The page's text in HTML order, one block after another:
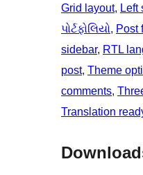
Grid layout, Left
પોર્ટફોલિયો, Post
sidebar, RTL
post, Theme
comments,
Translation